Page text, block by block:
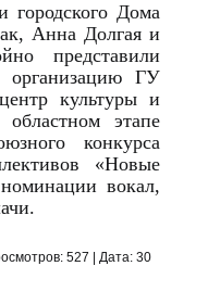
городского Дома
Анна Долгая и
представили
организацию ГУ
культуры и
областном этапе
конкурса
«Новые
вокал,
527 |Дата: 30